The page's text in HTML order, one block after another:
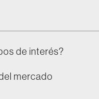
de interés?
mercado